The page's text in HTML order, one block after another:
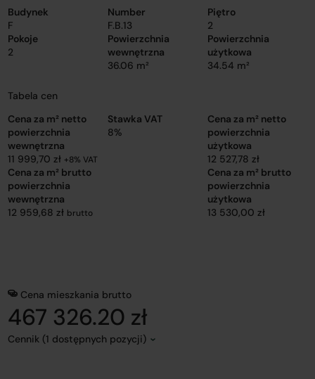
Budynek
F
Number
F.B.13
Piętro
2
Pokoje
2
Powierzchnia
wewnętrzna
36.06 m²
Powierzchnia
użytkowa
34.54 m²
Tabela cen
Cena za m² netto
powierzchnia
wewnętrzna
11 999,70 zł+8% VAT
Stawka VAT
8%
Cena za m² netto
powierzchnia
użytkowa
12 527,78 zł
Cena za m² brutto
powierzchnia
wewnętrzna
12 959,68 zł brutto
Cena za m² brutto
powierzchnia
użytkowa
13 530,00 zł
Cena mieszkania brutto
467 326.20 zł
Cennik (1 dostępnych pozycji)